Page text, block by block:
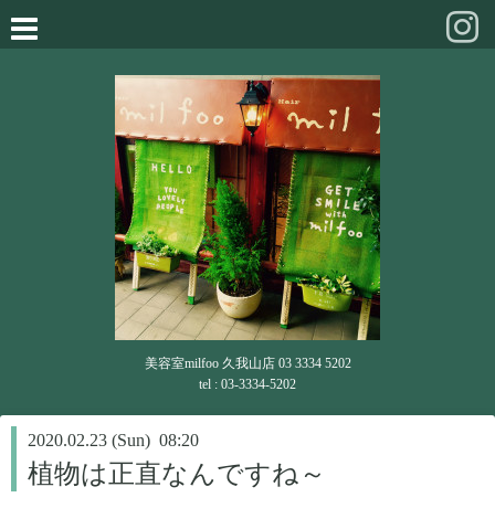
美容室milfoo 久我山店 03 3334 5202
tel : 03-3334-5202
2020.02.23 (Sun) 08:20
植物は正直なんですね～